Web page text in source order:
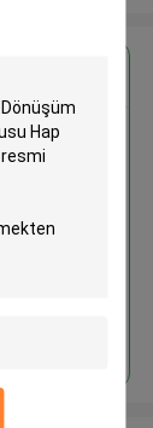
Parlak
Paket
Hap